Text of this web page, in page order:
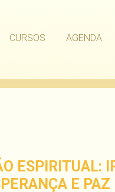
CURSOS AGENDA
ESPIRITUAL:
E PAZ